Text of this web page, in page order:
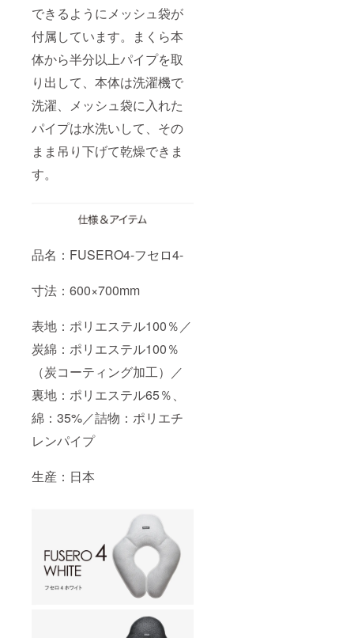
できるようにメッシュ袋が
付属しています。まくら本
体から半分以上パイプを取
り出して、本体は洗濯機で
洗濯、メッシュ袋に入れた
パイプは水洗いして、その
まま吊り下げて乾燥できま
す。
品名：FUSERO4-フセロ4-
寸法：600×700mm
表地：ポリエステル100％／
炭綿：ポリエステル100％
（炭コーティング加工）／
裏地：ポリエステル65％、
綿：35%／詰物：ポリエチ
レンパイプ
生産：日本